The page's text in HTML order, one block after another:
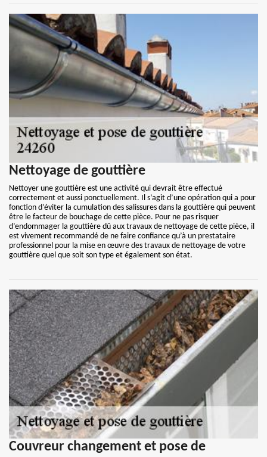
Nettoyage de gouttière
Nettoyer une gouttière est une activité qui devrait être effectué
correctement et aussi ponctuellement. Il s’agit d’une opération qui a pour
fonction d’éviter la cumulation des salissures dans la gouttière qui peuvent
être le facteur de bouchage de cette pièce. Pour ne pas risquer
d’endommager la gouttière dû aux travaux de nettoyage de cette pièce, il
est vivement recommandé de ne faire confiance qu’à un prestataire
professionnel pour la mise en œuvre des travaux de nettoyage de votre
gouttière quel que soit son type et également son état.
Couvreur changement et pose de